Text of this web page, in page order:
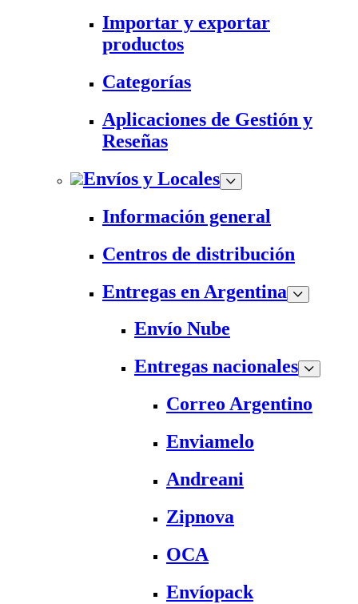
Importar y exportar
productos
Categorías
Aplicaciones de Gestión y
Reseñas
Envíos y Locales
Información general
Centros de distribución
Entregas en Argentina
Envío Nube
Entregas nacionales
Correo Argentino
Enviamelo
Andreani
Zipnova
OCA
Envíopack